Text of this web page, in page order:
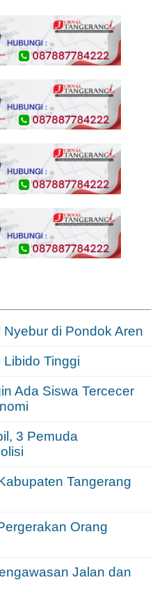
di Pondok Aren
Libido Tinggi
Ada Siswa Tercecer
3 Pemuda
Tangerang
Orang
Jalan dan